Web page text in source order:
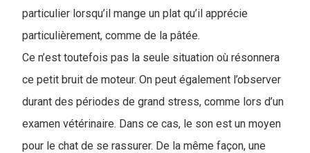
particulier lorsqu’il mange un plat qu’il apprécie
particulièrement, comme de la pâtée.
Ce n’est toutefois pas la seule situation où résonnera
ce petit bruit de moteur. On peut également l’observer
durant des périodes de grand stress, comme lors d’un
examen vétérinaire. Dans ce cas, le son est un moyen
pour le chat de se rassurer. De la même façon, une